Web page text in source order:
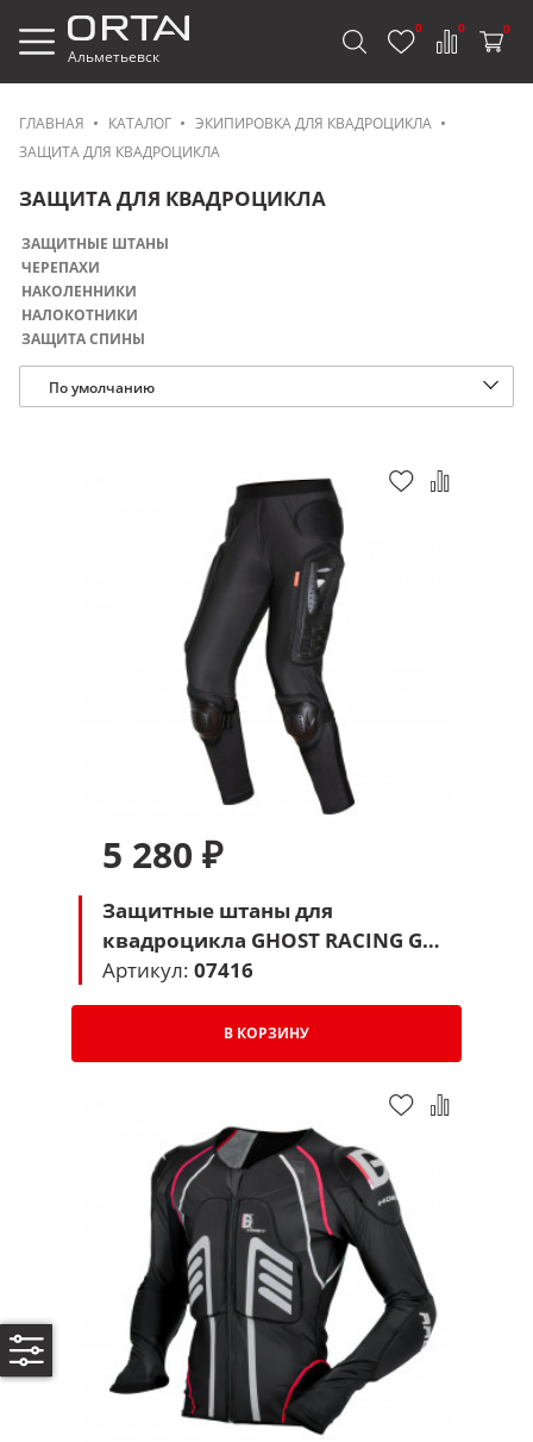
Альметьевск
0 0 0
ГЛАВНАЯ КАТАЛОГ
ЭКИПИРОВКА ДЛЯ КВАДРОЦИКЛА
ЗАЩИТА ДЛЯ КВАДРОЦИКЛА
ЗАЩИТА ДЛЯ КВАДРОЦИКЛА
ЗАЩИТНЫЕ ШТАНЫ
ЧЕРЕПАХИ
НАКОЛЕННИКИ
НАЛОКОТНИКИ
ЗАЩИТА СПИНЫ
По умолчанию
5 280 ₽
Защитные штаны для
квадроцикла GHOST RACING GR-
K063 (черный)
Артикул: 07416
В КОРЗИНУ